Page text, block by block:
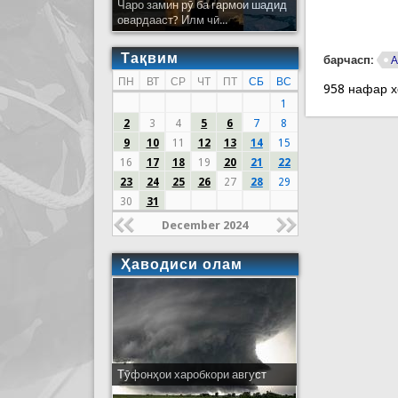
барчасп:
958 нафар
Чаро замин рӯ ба гармои шадид
овардааст? Илм чӣ...
Тақвим
ПН ВТ СР ЧТ ПТ СБ
ВС
1
2
3 4 5 6 7
8
9
10 11 12 13 14
15
16
17 18 19 20 21
22
23
24 25 26 27 28
29
30
31
December 2024
Ҳаводиси олам
Тӯфонҳои харобкори август